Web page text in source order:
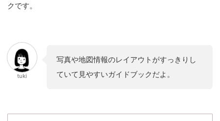
クです。
tuki
写真や地図情報のレイアウトがすっきりし
ていて見やすいガイドブックだよ。